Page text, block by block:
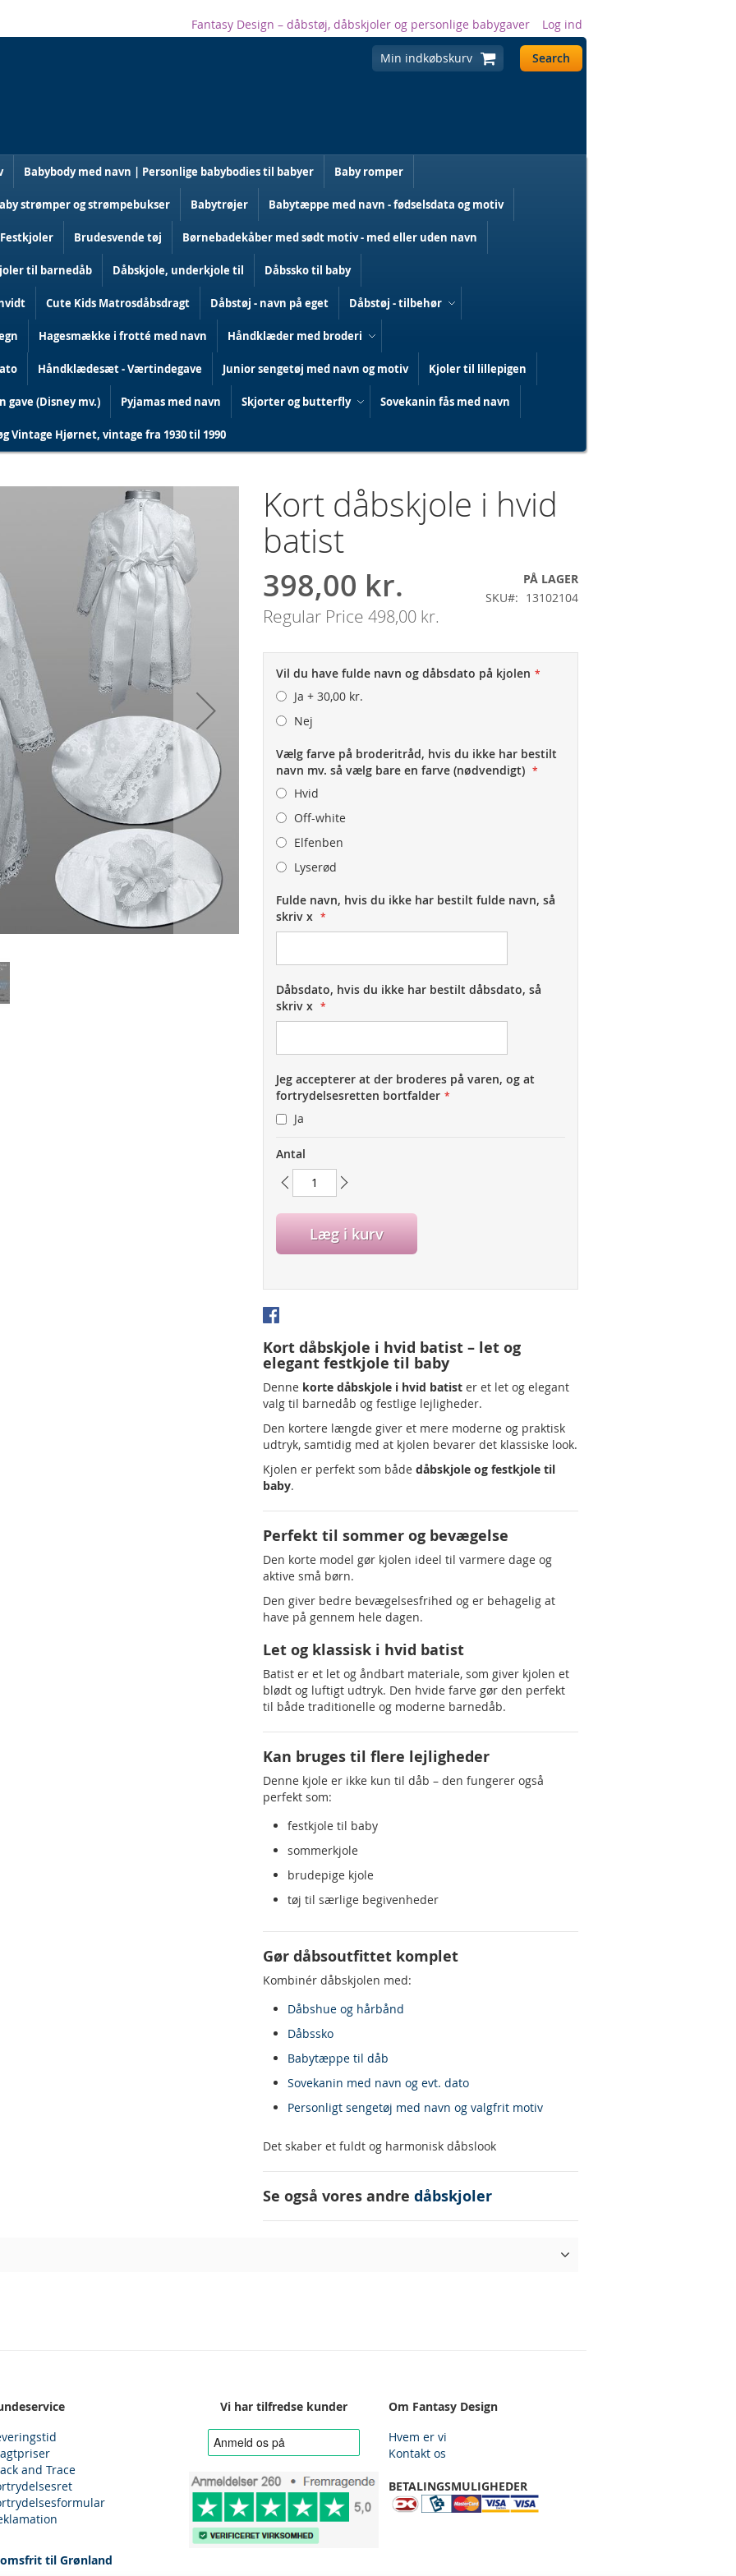
Fantasy Design – dåbstøj, dåbskjoler og personlige babygaver Log ind
Min indkøbskurv Search
Babybody med navn | Personlige babybodies til babyer Baby romper
strømper og strømpebukser Babytrøjer Babytæppe med navn - fødselsdata og motiv
Brudesvende tøj Børnebadekåber med sødt motiv - med eller uden navn
til barnedåb Dåbskjole, underkjole til Dåbssko til baby
Cute Kids Matrosdåbsdragt Dåbstøj - navn på eget Dåbstøj - tilbehør
Hagesmække i frotté med navn Håndklæder med broderi
Håndklædesæt - Værtindegave Junior sengetøj med navn og motiv Kjoler til lillepigen
gave (Disney mv.) Pyjamas med navn Skjorter og butterfly Sovekanin fås med navn
Vintage Hjørnet, vintage fra 1930 til 1990
Kort dåbskjole i hvid
batist
Special
Price
398,00 kr.
Regular Price 498,00 kr.
PÅ LAGER
SKU
13102104
Vil du have fulde navn og dåbsdato på kjolen
Ja + 30,00 kr.
Nej
Vælg farve på broderitråd, hvis du ikke har bestilt
navn mv. så vælg bare en farve (nødvendigt)
Hvid
Off-white
Elfenben
Lyserød
Fulde navn, hvis du ikke har bestilt fulde navn, så
skriv x
Dåbsdato, hvis du ikke har bestilt dåbsdato, så
skriv x
Jeg accepterer at der broderes på varen, og at
fortrydelsesretten bortfalder
Ja
Antal
Læg i kurv
Kort dåbskjole i hvid batist – let og
elegant festkjole til baby
Denne korte dåbskjole i hvid batist er et let og elegant
valg til barnedåb og festlige lejligheder.
Den kortere længde giver et mere moderne og praktisk
udtryk, samtidig med at kjolen bevarer det klassiske look.
Kjolen er perfekt som både dåbskjole og festkjole til
baby.
Perfekt til sommer og bevægelse
Den korte model gør kjolen ideel til varmere dage og
aktive små børn.
Den giver bedre bevægelsesfrihed og er behagelig at
have på gennem hele dagen.
Let og klassisk i hvid batist
Batist er et let og åndbart materiale, som giver kjolen et
blødt og luftigt udtryk. Den hvide farve gør den perfekt
til både traditionelle og moderne barnedåb.
Kan bruges til flere lejligheder
Denne kjole er ikke kun til dåb – den fungerer også
perfekt som:
festkjole til baby
sommerkjole
brudepige kjole
tøj til særlige begivenheder
Gør dåbsoutfittet komplet
Kombinér dåbskjolen med:
Dåbshue og hårbånd
Dåbssko
Babytæppe til dåb
Sovekanin med navn og evt. dato
Personligt sengetøj med navn og valgfrit motiv
Det skaber et fuldt og harmonisk dåbslook
Se også vores andre dåbskjoler
and Trace
til Grønland
Vi har tilfredse kunder
Om Fantasy Design
Hvem er vi
Kontakt os
BETALINGSMULIGHEDER